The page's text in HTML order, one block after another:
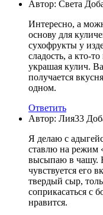
Автор: Света
Интересно, а
основу для
сухофрукты у
сладость, а кто-
украшая кулич.
получается
одном.
Ответить
Автор: Лия33
Я делаю с
ставлю на режим
высыпаю в чашу.
чувствуется его
твердый сыр,
соприкасаться с
нравится.